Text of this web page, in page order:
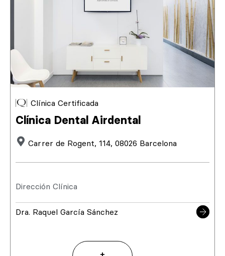
Clínica Certificada
Clínica Dental Airdental
Carrer de Rogent, 114, 08026 Barcelona
Dirección Clínica
Dra. Raquel García Sánchez
+